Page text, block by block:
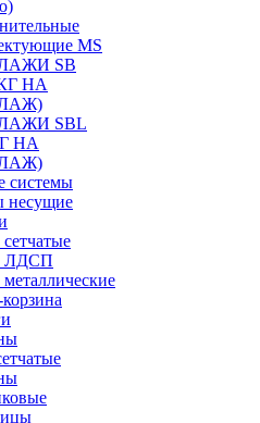
MS
SB
НА
SBL
НА
системы
несущие
ЛДСП